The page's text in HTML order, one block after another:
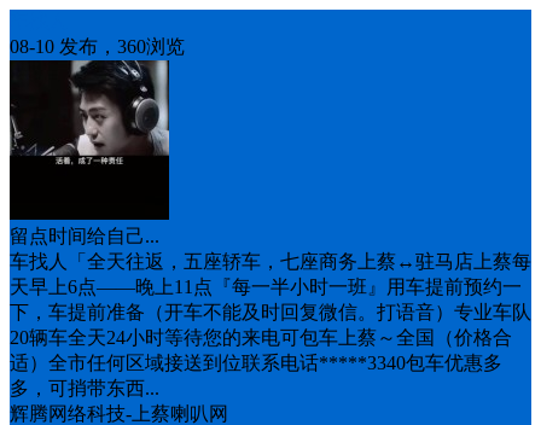
08-10 发布，360浏览
留点时间给自己...
车找人「全天往返，五座轿车，七座商务上蔡↔️驻马店上蔡每
天早上6点——晚上11点『每一半小时一班』用车提前预约一
下，车提前准备（开车不能及时回复微信。打语音）专业车队
20辆车全天24小时等待您的来电可包车上蔡～全国（价格合
适）全市任何区域接送到位联系电话*****3340包车优惠多
多，可捎带东西...
辉腾网络科技-上蔡喇叭网